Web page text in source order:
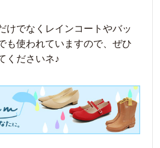
けでなくレインコートやバッ
も使われていますので、ぜひ
くださいネ♪